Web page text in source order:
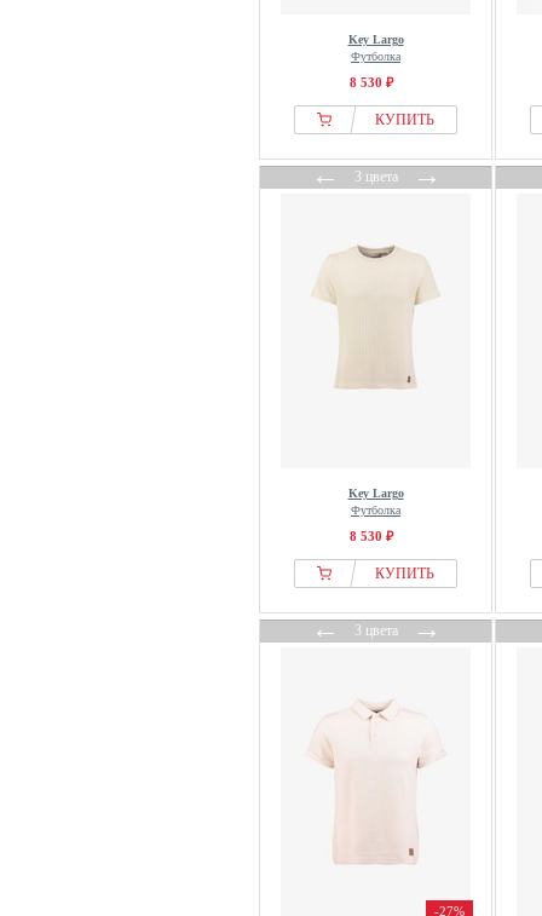
Key Largo
Футболка
8 530 ₽
КУПИТЬ
←3 цвета→
Key Largo
Футболка
8 530 ₽
КУПИТЬ
←3 цвета→
-27%